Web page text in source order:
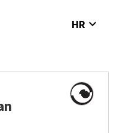
HR expand_more